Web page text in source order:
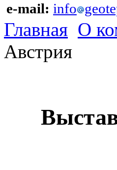
e-mail: info
Главная О
Австрия